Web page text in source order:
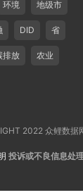
环境 地级市
DID 省
排放 农业
2022 众鲤数据
投诉或不良信息